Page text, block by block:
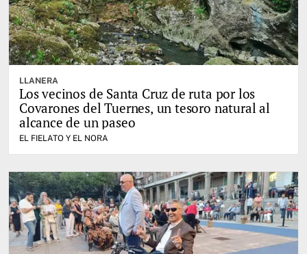
LLANERA
Los vecinos de Santa Cruz de ruta por los
Covarones del Tuernes, un tesoro natural al
alcance de un paseo
EL FIELATO Y EL NORA